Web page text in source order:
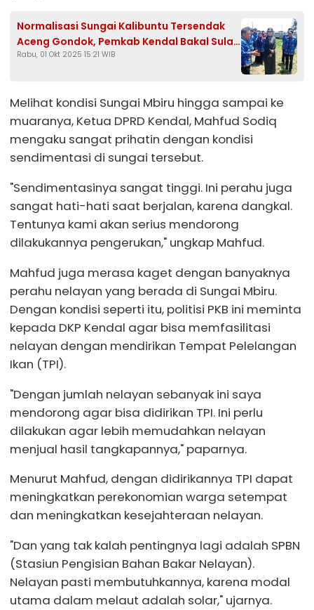
Normalisasi Sungai Kalibuntu Tersendak
Aceng Gondok, Pemkab Kendal Bakal Sulap
Jadi Obyek Wisata
Rabu, 01 Okt 2025 15:21 WIB
Melihat kondisi Sungai Mbiru hingga sampai ke
muaranya, Ketua DPRD Kendal, Mahfud Sodiq
mengaku sangat prihatin dengan kondisi
sendimentasi di sungai tersebut.
"Sendimentasinya sangat tinggi. Ini perahu juga
sangat hati-hati saat berjalan, karena dangkal.
Tentunya kami akan serius mendorong
dilakukannya pengerukan," ungkap Mahfud.
Mahfud juga merasa kaget dengan banyaknya
perahu nelayan yang berada di Sungai Mbiru.
Dengan kondisi seperti itu, politisi PKB ini meminta
kepada DKP Kendal agar bisa memfasilitasi
nelayan dengan mendirikan Tempat Pelelangan
Ikan (TPI).
"Dengan jumlah nelayan sebanyak ini saya
mendorong agar bisa didirikan TPI. Ini perlu
dilakukan agar lebih memudahkan nelayan
menjual hasil tangkapannya," paparnya.
Menurut Mahfud, dengan didirikannya TPI dapat
meningkatkan perekonomian warga setempat
dan meningkatkan kesejahteraan nelayan.
"Dan yang tak kalah pentingnya lagi adalah SPBN
(Stasiun Pengisian Bahan Bakar Nelayan).
Nelayan pasti membutuhkannya, karena modal
utama dalam melaut adalah solar," ujarnya.